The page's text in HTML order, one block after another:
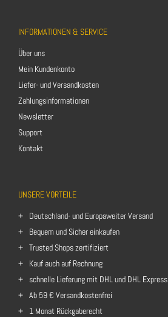
INFORMATIONEN & SERVICE
Über uns
Mein Kundenkonto
Liefer- und Versandkosten
Zahlungsinformationen
Newsletter
Support
Kontakt
UNSERE VORTEILE
Deutschland- und Europaweiter Versand
Bequem und Sicher einkaufen
Trusted Shops zertifiziert
Kauf auch auf Rechnung
schnelle Lieferung mit DHL und DHL Express
Ab 59 € Versandkostenfrei
1 Monat Rückgaberecht